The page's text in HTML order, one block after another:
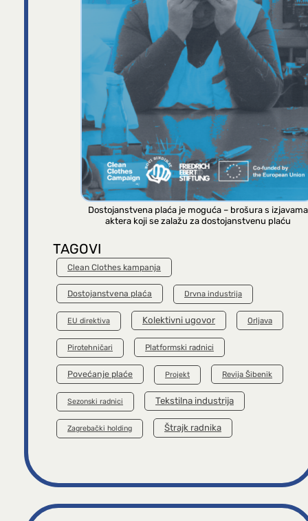
Dostojanstvena plaća je moguća – brošura s izjavama
aktera koji se zalažu za dostojanstvenu plaću
TAGOVI
Clean Clothes kampanja
Dostojanstvena plaća Drvna industrija
EU direktiva Kolektivni ugovor Orljava
Pirotehničari Platformski radnici
Povećanje plaće Projekt Revija Šibenik
Sezonski radnici Tekstilna industrija
Zagrebački holding Štrajk radnika